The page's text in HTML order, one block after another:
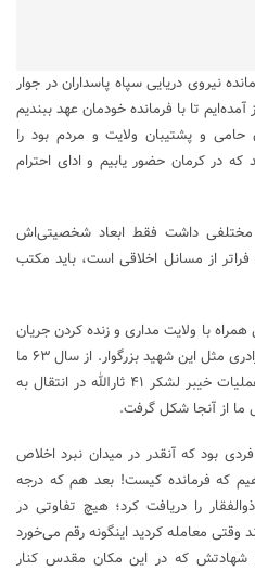
نیروی دریایی سپاه پاسداران در جوار
تا با فرمانده خودمان عهد ببندیم
و پشتیبان ولایت و مردم بود را
در کرمان حضور یابیم و ادای احترام
مختلفی داشت فقط ابعاد شخصیتی‌اش
از مسانل اخلاقی است، باید مکتب
با ولایت مداری و زنده کردن جریان
مقاومت بود و ما افتخار می‌کنیم به برادری مثل این شهید بزرگوار. از سال ۶۳ ما
توفیق خدمت به این شخصیت را در عملیات خیبر لشکر ۴۱ ثارالله در انتقال به
از آنجا شکل گرفت.
بود که آنقدر در میدان نبرد اخلاص
که فرمانده کیست! بعد هم که درجه
را دریافت کرد؛ هیچ تفاوتی در
وقتی معامله کردید اینگونه رقم می‌خورد
که در این مکان مقدس کنار